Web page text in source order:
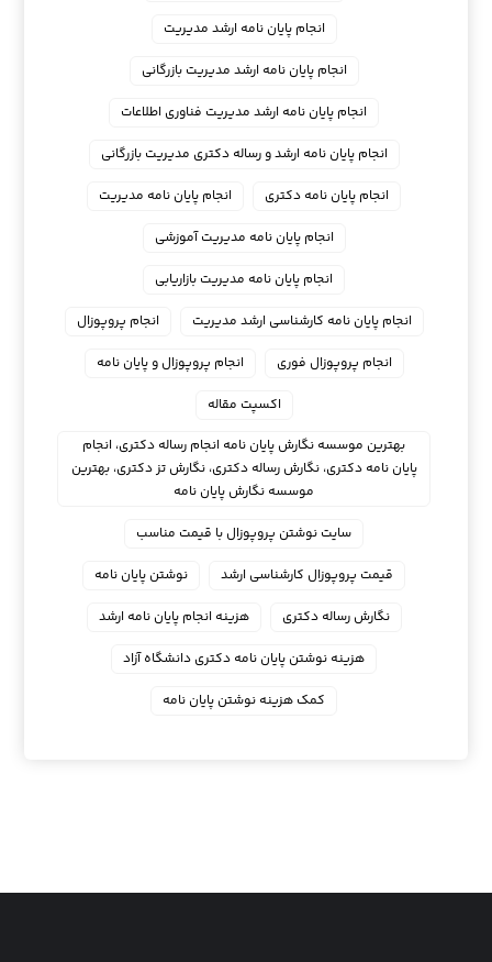
انجام پایان نامه ارشد مدیریت
انجام پایان نامه ارشد مدیریت بازرگانی
انجام پایان نامه ارشد مدیریت فناوری اطلاعات
انجام پایان نامه ارشد و رساله دکتری مدیریت بازرگانی
انجام پایان نامه دکتری
انجام پایان نامه مدیریت
انجام پایان نامه مدیریت آموزشی
انجام پایان نامه مدیریت بازاریابی
انجام پایان نامه کارشناسی ارشد مدیریت
انجام پروپوزال
انجام پروپوزال فوری
انجام پروپوزال و پایان نامه
اکسپت مقاله
بهترین موسسه نگارش پایان نامه انجام رساله دکتری، انجام
پایان نامه دکتری، نگارش رساله دکتری، نگارش تز دکتری، بهترین
موسسه نگارش پایان نامه
سایت نوشتن پروپوزال با قیمت مناسب
قیمت پروپوزال کارشناسی ارشد
نوشتن پایان نامه
نگارش رساله دکتری
هزینه انجام پایان نامه ارشد
هزینه نوشتن پایان نامه دکتری دانشگاه آزاد
کمک هزینه نوشتن پایان نامه